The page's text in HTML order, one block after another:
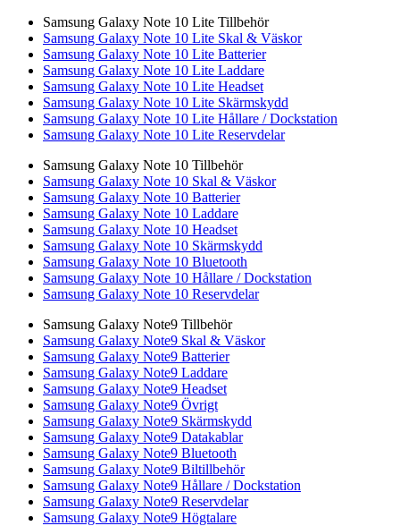
Samsung Galaxy Note 10 Lite Tillbehör
Samsung Galaxy Note 10 Lite Skal & Väskor
Samsung Galaxy Note 10 Lite Batterier
Samsung Galaxy Note 10 Lite Laddare
Samsung Galaxy Note 10 Lite Headset
Samsung Galaxy Note 10 Lite Skärmskydd
Samsung Galaxy Note 10 Lite Hållare / Dockstation
Samsung Galaxy Note 10 Lite Reservdelar
Samsung Galaxy Note 10 Tillbehör
Samsung Galaxy Note 10 Skal & Väskor
Samsung Galaxy Note 10 Batterier
Samsung Galaxy Note 10 Laddare
Samsung Galaxy Note 10 Headset
Samsung Galaxy Note 10 Skärmskydd
Samsung Galaxy Note 10 Bluetooth
Samsung Galaxy Note 10 Hållare / Dockstation
Samsung Galaxy Note 10 Reservdelar
Samsung Galaxy Note9 Tillbehör
Samsung Galaxy Note9 Skal & Väskor
Samsung Galaxy Note9 Batterier
Samsung Galaxy Note9 Laddare
Samsung Galaxy Note9 Headset
Samsung Galaxy Note9 Övrigt
Samsung Galaxy Note9 Skärmskydd
Samsung Galaxy Note9 Datakablar
Samsung Galaxy Note9 Bluetooth
Samsung Galaxy Note9 Biltillbehör
Samsung Galaxy Note9 Hållare / Dockstation
Samsung Galaxy Note9 Reservdelar
Samsung Galaxy Note9 Högtalare